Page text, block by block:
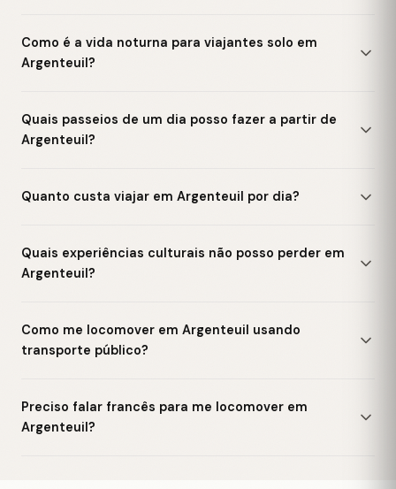
Como é a vida noturna para viajantes solo em
Argenteuil?
Quais passeios de um dia posso fazer a partir de
Argenteuil?
Quanto custa viajar em Argenteuil por dia?
Quais experiências culturais não posso perder em
Argenteuil?
Como me locomover em Argenteuil usando
transporte público?
Preciso falar francês para me locomover em
Argenteuil?